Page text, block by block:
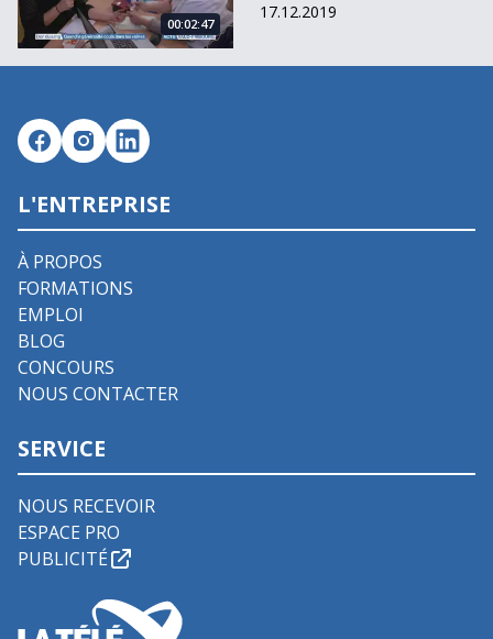
00:02:47
17.12.2019
L'ENTREPRISE
À PROPOS
FORMATIONS
EMPLOI
BLOG
CONCOURS
NOUS CONTACTER
SERVICE
NOUS RECEVOIR
ESPACE PRO
PUBLICITÉ